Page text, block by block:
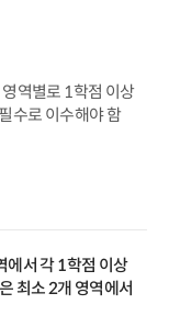
영역별로 1학점 이상
필수로 이수해야 함
서 각 1학점 이상
최소 2개 영역에서